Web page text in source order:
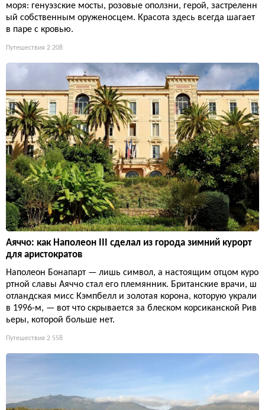
моря: генуэзские мосты, розовые оползни, герой, застреленн
ый собственным оруженосцем. Красота здесь всегда шагает
в паре с кровью.
Путешествия 2 208
Аяччо: как Наполеон III сделал из города зимний курорт
для аристократов
Наполеон Бонапарт — лишь символ, а настоящим отцом куро
ртной славы Аяччо стал его племянник. Британские врачи, ш
отландская мисс Кэмпбелл и золотая корона, которую украли
в 1996-м, — вот что скрывается за блеском корсиканской Рив
ьеры, которой больше нет.
Путешествия 2 558